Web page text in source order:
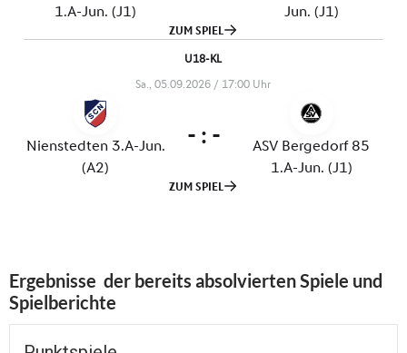
Ergebnisse der bereits absolvierten Spiele und
Spielberichte